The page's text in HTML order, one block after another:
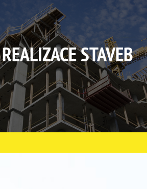
REALIZACE STAVEB